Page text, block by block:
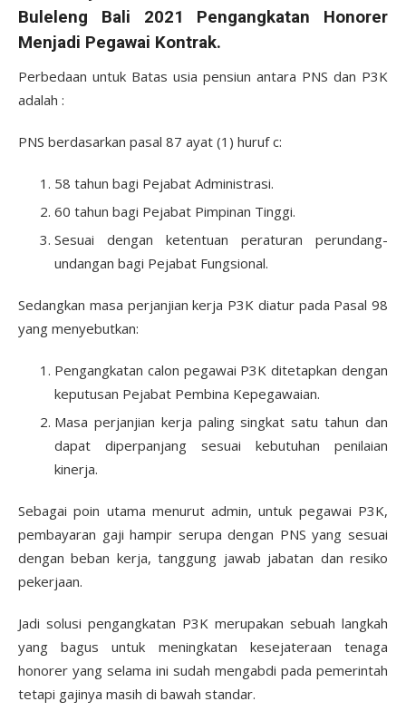
Buleleng Bali 2021 Pengangkatan Honorer
Menjadi Pegawai Kontrak.
Perbedaan untuk Batas usia pensiun antara PNS dan P3K
adalah :
PNS berdasarkan pasal 87 ayat (1) huruf c:
58 tahun bagi Pejabat Administrasi.
60 tahun bagi Pejabat Pimpinan Tinggi.
Sesuai dengan ketentuan peraturan perundang-
undangan bagi Pejabat Fungsional.
Sedangkan masa perjanjian kerja P3K diatur pada Pasal 98
yang menyebutkan:
Pengangkatan calon pegawai P3K ditetapkan dengan
keputusan Pejabat Pembina Kepegawaian.
Masa perjanjian kerja paling singkat satu tahun dan
dapat diperpanjang sesuai kebutuhan penilaian
kinerja.
Sebagai poin utama menurut admin, untuk pegawai P3K,
pembayaran gaji hampir serupa dengan PNS yang sesuai
dengan beban kerja, tanggung jawab jabatan dan resiko
pekerjaan.
Jadi solusi pengangkatan P3K merupakan sebuah langkah
yang bagus untuk meningkatan kesejateraan tenaga
honorer yang selama ini sudah mengabdi pada pemerintah
tetapi gajinya masih di bawah standar.